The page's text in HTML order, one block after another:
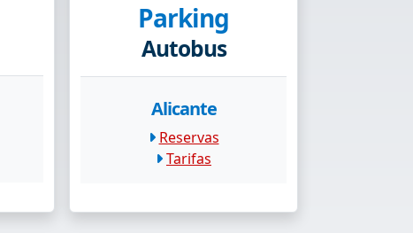
Parking
Autobus
Alicante
Reservas
Tarifas